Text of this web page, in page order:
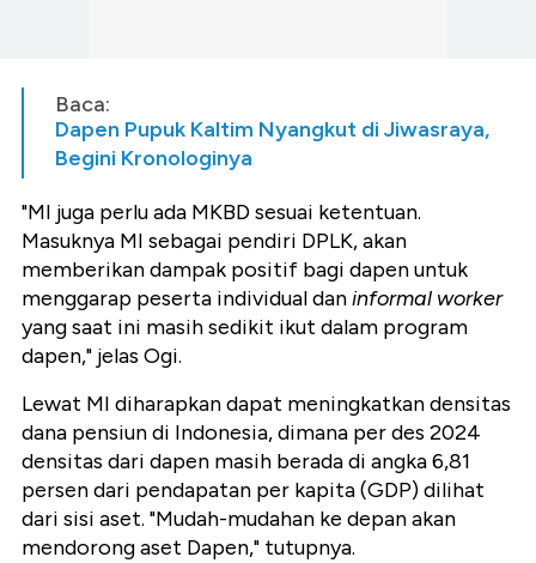
Baca:
Dapen Pupuk Kaltim Nyangkut di Jiwasraya,
Begini Kronologinya
"MI juga perlu ada MKBD sesuai ketentuan.
Masuknya MI sebagai pendiri DPLK, akan
memberikan dampak positif bagi dapen untuk
menggarap peserta individual daninformal worker
yang saat ini masih sedikit ikut dalam program
dapen," jelas Ogi.
Lewat MI diharapkan dapat meningkatkan densitas
dana pensiun di Indonesia, dimana per des 2024
densitas dari dapen masih berada di angka 6,81
persen dari pendapatan per kapita (GDP) dilihat
dari sisi aset. "Mudah-mudahan ke depan akan
mendorong aset Dapen," tutupnya.